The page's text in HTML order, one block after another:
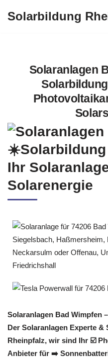
Solarbildung
Solaranlagen
Solaranlagen Bad
Der Solaranlagen Experte
Rheinpfalz, wir sind Ihr ☑️
Anbieter für ➡️